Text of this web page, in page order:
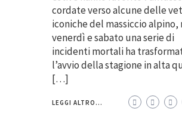
cordate verso alcune delle
iconiche del massiccio alpino,
venerdì e sabato una serie di
incidenti mortali ha
l’avvio della stagione in alta
[…]
LEGGI ALTRO...